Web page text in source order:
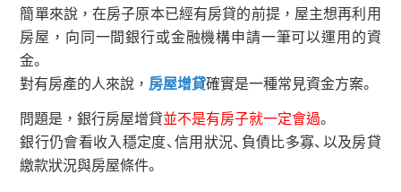
簡單來說，在房子原本已經有房貸的前提，屋主想再利用
房屋，向同一間銀行或金融機構申請一筆可以運用的資
金。
對有房產的人來說， 房屋增貸確實是一種常見資金方案。
問題是，銀行房屋增貸並不是有房子就一定會過。
銀行仍會看收入穩定度、信用狀況、負債比多寡、以及房貸
繳款狀況與房屋條件。